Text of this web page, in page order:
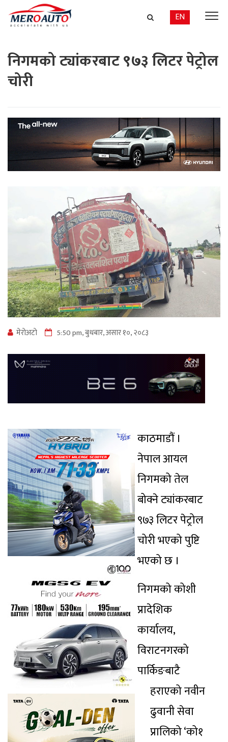
EN
निगमको ट्यांकरबाट ९७३ लिटर पेट्रोल
चोरी
मेराेअटाे 5:50 pm, बुधबार, असार १०, २०८३
काठमाडौं ।
नेपाल आयल
निगमको तेल
बोक्ने ट्यांकरबाट
९७३ लिटर पेट्रोल
चोरी भएको पुष्टि
भएको छ ।
निगमको कोशी
प्रादेशिक
कार्यालय,
विराटनगरको
पार्किङबाटै
हराएको नवीन
ढुवानी सेवा
प्रालिको ‘को१